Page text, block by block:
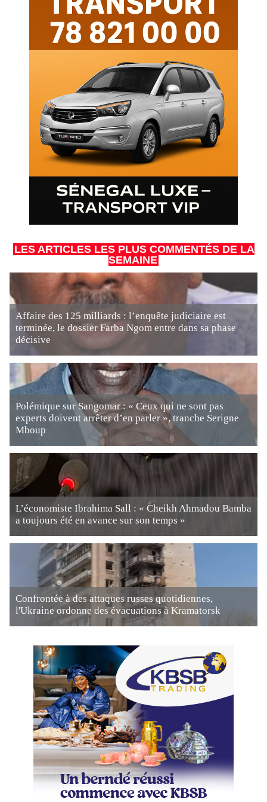
LES ARTICLES LES PLUS COMMENTÉS DE LA
SEMAINE
Affaire des 125 milliards : l’enquête judiciaire est
terminée, le dossier Farba Ngom entre dans sa phase
décisive
Polémique sur Sangomar : « Ceux qui ne sont pas
experts doivent arrêter d’en parler », tranche Serigne
Mboup
L’économiste Ibrahima Sall : « Cheikh Ahmadou Bamba
a toujours été en avance sur son temps »
Confrontée à des attaques russes quotidiennes,
l'Ukraine ordonne des évacuations à Kramatorsk